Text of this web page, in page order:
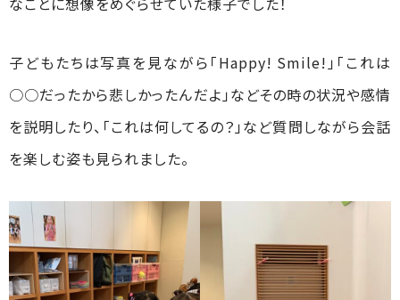
子どもたちは写真を見ながら「Happy! Smile!」「これは
○○だったから悲しかったんだよ」などその時の状況や感情
を説明したり、「これは何してるの？」など質問しながら会話
を楽しむ姿も見られました。